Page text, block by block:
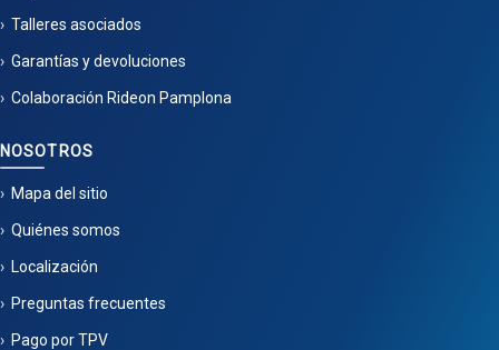
Talleres asociados
Garantías y devoluciones
Colaboración Rideon Pamplona
NOSOTROS
Mapa del sitio
Quiénes somos
Localización
Preguntas frecuentes
Pago por TPV